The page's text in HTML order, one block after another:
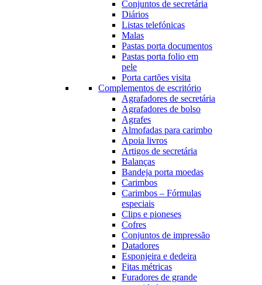
Conjuntos de secretária
Diários
Listas telefónicas
Malas
Pastas porta documentos
Pastas porta folio em
pele
Porta cartões visita
Complementos de escritório
Agrafadores de secretária
Agrafadores de bolso
Agrafes
Almofadas para carimbo
Apoia livros
Artigos de secretária
Balanças
Bandeja porta moedas
Carimbos
Carimbos – Fórmulas
especiais
Clips e pioneses
Cofres
Conjuntos de impressão
Datadores
Esponjeira e dedeira
Fitas métricas
Furadores de grande